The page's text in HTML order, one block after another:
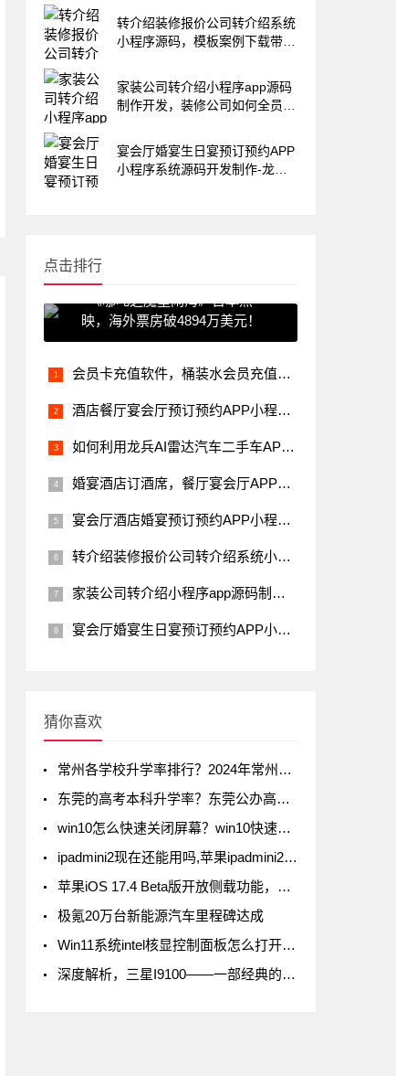
转介绍装修报价公司转介绍系统
小程序源码，模板案例下载带前
家装公司转介绍小程序app源码
制作开发，装修公司如何全员营
宴会厅婚宴生日宴预订预约APP
小程序系统源码开发制作-龙兵
点击排行
《哪吒之魔童闹海》日本热
映，海外票房破4894万美元！
会员卡充值软件，桶装水会员充值方案微信小程序开源源码开发制作
酒店餐厅宴会厅预订预约APP小程序系统源码开发制作，订酒席软件
如何利用龙兵AI雷达汽车二手车APP小程序源码，多做1000万营业额
婚宴酒店订酒席，餐厅宴会厅APP小程序系统源码开发制作
宴会厅酒店婚宴预订预约APP小程序系统源码开发制作，订酒席软件
转介绍装修报价公司转介绍系统小程序源码，模板案例下载带前后端
家装公司转介绍小程序app源码制作开发，装修公司如何全员营销？
宴会厅婚宴生日宴预订预约APP小程序系统源码开发制作-龙兵科技
猜你喜欢
常州各学校升学率排行？2024年常州初中升学率排名
东莞的高考本科升学率？东莞公办高中录取率有多少
win10怎么快速关闭屏幕？win10快速关闭屏幕方法
ipadmini2现在还能用吗,苹果ipadmini2现在还能用吗
苹果iOS 17.4 Beta版开放侧载功能，但iPad不在列
极氪20万台新能源汽车里程碑达成
Win11系统intel核显控制面板怎么打开-打开intel核显控制面板的方法
深度解析，三星I9100——一部经典的智能手机传奇